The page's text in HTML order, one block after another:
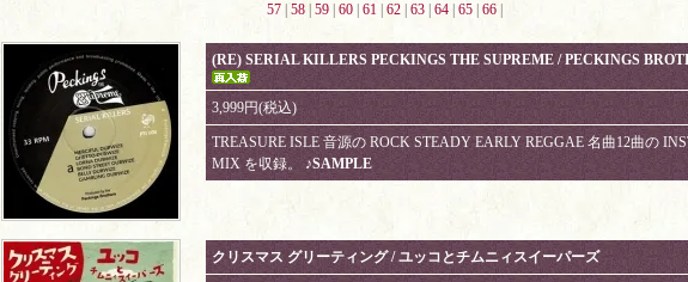
57| 58| 59| 60| 61| 62| 63| 64| 65| 66|
(RE) SERIAL KILLERS PECKINGS THE SUPREME / PECKINGS
3,999円(税込)
TREASURE ISLE 音源の ROCK STEADY EARLY REGGAE 名曲12曲の
MIX を収録。 ♪SAMPLE
クリスマス グリーティング / ユッコとチムニィスイーパーズ